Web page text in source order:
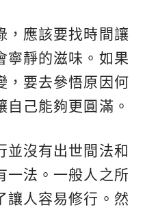
，應該要找時間讓
寧靜的滋味。如果
，要去參悟原因何
自己能夠更圓滿。
並沒有出世間法和
一法。一般人之所
讓人容易修行。然